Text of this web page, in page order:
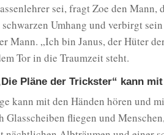
sei, fragt Zoe den Mann,
Umhang und verbirgt
Mann. „Ich bin Janus, der Hüter
Tor in die Traumzeit steht.
Pläne der Trickster“ kann
kann mit den Händen hören und
Glasscheiben fliegen und